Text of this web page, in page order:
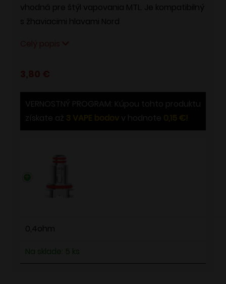
vhodná pre štýl vapovania MTL. Je kompatibilný
s žhaviacimi hlavami Nord
VERNOSTNÝ PROGRAM: Kúpou tohto produktu
získate až 3 VAPE bodov v hodnote 0,15 €!
0,4ohm
Na sklade: 5 ks